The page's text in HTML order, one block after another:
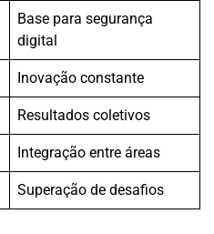
Base para segurança
digital
Inovação constante
Resultados coletivos
Integração entre áreas
Superação de desafios